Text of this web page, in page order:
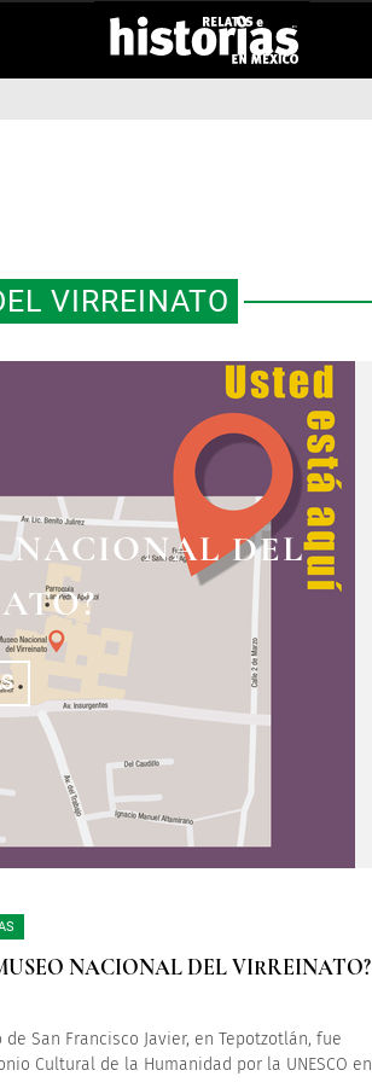
VIRREINATO
NACIONAL DEL
NACIONAL DEL VIRREINATO?
de San Francisco Javier, en Tepotzotlán, fue
Cultural de la Humanidad por la UNESCO en